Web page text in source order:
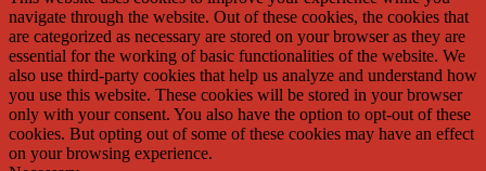
navigate through the website. Out of these cookies, the cookies that
are categorized as necessary are stored on your browser as they are
essential for the working of basic functionalities of the website. We
also use third-party cookies that help us analyze and understand how
you use this website. These cookies will be stored in your browser
only with your consent. You also have the option to opt-out of these
cookies. But opting out of some of these cookies may have an effect
on your browsing experience.